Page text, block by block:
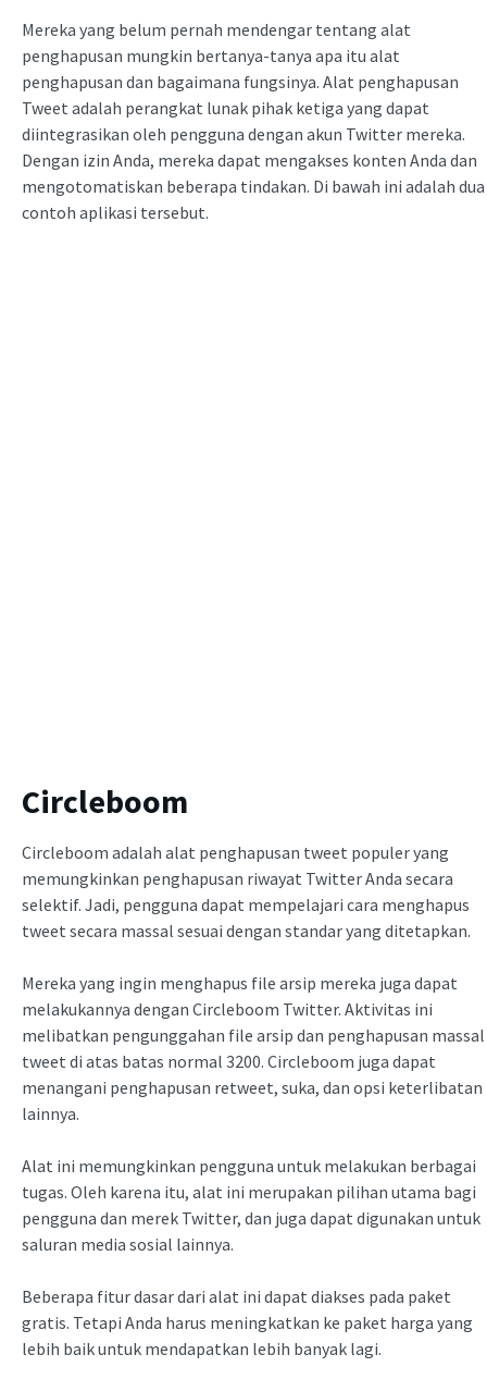
Mereka yang belum pernah mendengar tentang alat
penghapusan mungkin bertanya-tanya apa itu alat
penghapusan dan bagaimana fungsinya. Alat penghapusan
Tweet adalah perangkat lunak pihak ketiga yang dapat
diintegrasikan oleh pengguna dengan akun Twitter mereka.
Dengan izin Anda, mereka dapat mengakses konten Anda dan
mengotomatiskan beberapa tindakan. Di bawah ini adalah dua
contoh aplikasi tersebut.
Circleboom
Circleboom adalah alat penghapusan tweet populer yang
memungkinkan penghapusan riwayat Twitter Anda secara
selektif. Jadi, pengguna dapat mempelajari cara menghapus
tweet secara massal sesuai dengan standar yang ditetapkan.
Mereka yang ingin menghapus file arsip mereka juga dapat
melakukannya dengan Circleboom Twitter. Aktivitas ini
melibatkan pengunggahan file arsip dan penghapusan massal
tweet di atas batas normal 3200. Circleboom juga dapat
menangani penghapusan retweet, suka, dan opsi keterlibatan
lainnya.
Alat ini memungkinkan pengguna untuk melakukan berbagai
tugas. Oleh karena itu, alat ini merupakan pilihan utama bagi
pengguna dan merek Twitter, dan juga dapat digunakan untuk
saluran media sosial lainnya.
Beberapa fitur dasar dari alat ini dapat diakses pada paket
gratis. Tetapi Anda harus meningkatkan ke paket harga yang
lebih baik untuk mendapatkan lebih banyak lagi.